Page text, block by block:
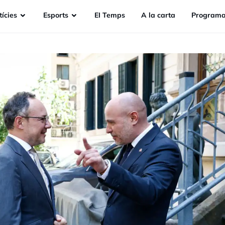
Esports EI Temps A la carta